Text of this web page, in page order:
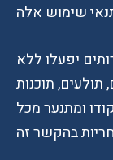
יפעלו ללא
תוכנות
ומתנער מכל